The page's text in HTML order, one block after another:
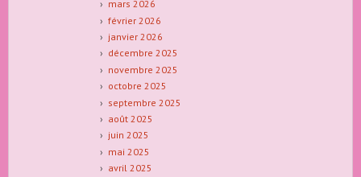
mars 2026
février 2026
janvier 2026
décembre 2025
novembre 2025
octobre 2025
septembre 2025
août 2025
juin 2025
mai 2025
avril 2025